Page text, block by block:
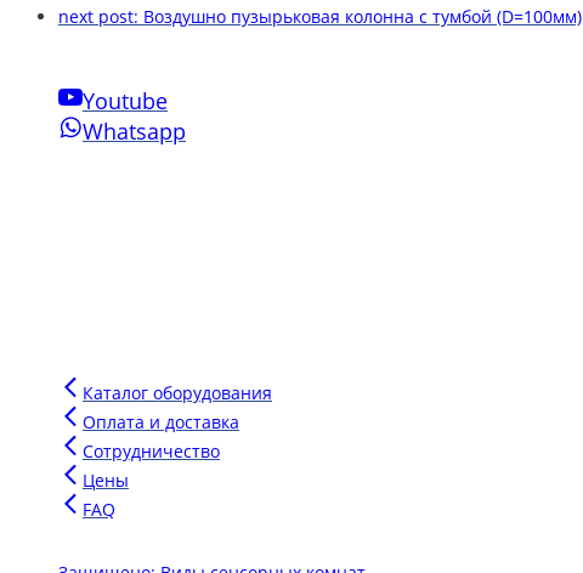
next post: Воздушно пузырьковая колонна с тумбой (D=100мм)
Youtube
Whatsapp
Каталог оборудования
Оплата и доставка
Сотрудничество
Цены
FAQ